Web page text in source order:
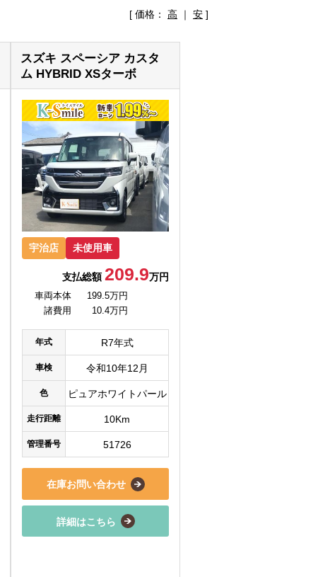
[ 価格： 高 ｜ 安 ]
スズキ スペーシア カスタ
ム HYBRID XSターボ
宇治店 未使用車
支払総額209.9万円
車両本体
199.5万円
諸費用
10.4万円
年式 R7年式
車検 令和10年12月
色 ピュアホワイトパール
走行距離 10Km
管理番号 51726
在庫お問い合わせ
詳細はこちら